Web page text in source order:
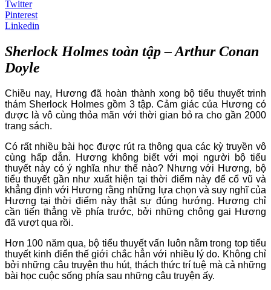
Twitter
Pinterest
Linkedin
Sherlock Holmes toàn tập – Arthur Conan
Doyle
Chiều nay, Hương đã hoàn thành xong bộ tiểu thuyết trinh
thám Sherlock Holmes gồm 3 tập. Cảm giác của Hương có
được là vô cùng thỏa mãn với thời gian bỏ ra cho gần 2000
trang sách.
Có rất nhiều bài học được rút ra thông qua các kỳ truyền vô
cùng hấp dẫn. Hương không biết với mọi người bộ tiểu
thuyết này có ý nghĩa như thế nào? Nhưng với Hương, bộ
tiểu thuyết gần như xuất hiện tại thời điểm này để cổ vũ và
khẳng định với Hương rằng những lựa chọn và suy nghĩ của
Hương tại thời điểm này thật sự đúng hướng. Hương chỉ
cần tiến thẳng về phía trước, bởi những chông gai Hương
đã vượt qua rồi.
Hơn 100 năm qua, bộ tiểu thuyết vấn luôn nằm trong top tiểu
thuyết kinh điển thế giới chắc hẳn với nhiều lý do. Không chỉ
bởi những câu truyện thu hút, thách thức trí tuệ mà cả những
bài học cuộc sống phía sau những câu truyện ấy.